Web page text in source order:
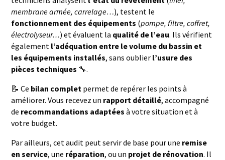
membrane armée, carrelage…), testent le
fonctionnement des équipements (pompe, filtre, coffret,
électrolyseur…) et évaluent la qualité de l’eau. Ils vérifient
également l’adéquation entre le volume du bassin et
les équipements installés, sans oublier l’usure des
pièces techniques 🔧.
📝 Ce bilan complet permet de repérer les points à
améliorer. Vous recevez un rapport détaillé, accompagné
de recommandations adaptées à votre situation et à
votre budget.
Par ailleurs, cet audit peut servir de base pour une remise
en service, une réparation, ou un projet de rénovation. Il